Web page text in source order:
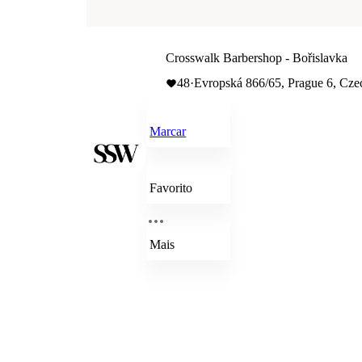
Crosswalk Barbershop - Bořislavka
48·Evropská 866/65, Prague 6,
Marcar
Favorito
Mais